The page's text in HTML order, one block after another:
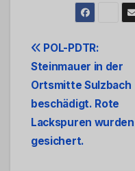
Beitrags-
Navigation
POL-PDTR:
Steinmauer in der
Ortsmitte Sulzbach
beschädigt. Rote
Lackspuren wurden
gesichert.